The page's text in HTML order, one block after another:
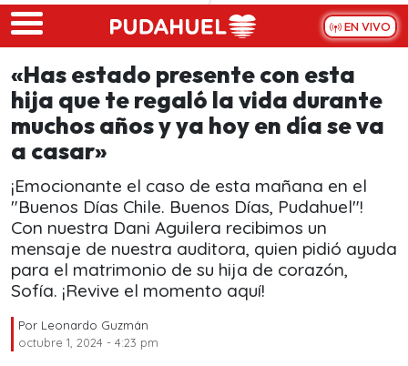
Skip to main content
EN VIVO
«Has estado presente con esta
hija que te regaló la vida durante
muchos años y ya hoy en día se va
a casar»
¡Emocionante el caso de esta mañana en el
"Buenos Días Chile. Buenos Días, Pudahuel"!
Con nuestra Dani Aguilera recibimos un
mensaje de nuestra auditora, quien pidió ayuda
para el matrimonio de su hija de corazón,
Sofía. ¡Revive el momento aquí!
Por Leonardo Guzmán
octubre 1, 2024 - 4:23 pm